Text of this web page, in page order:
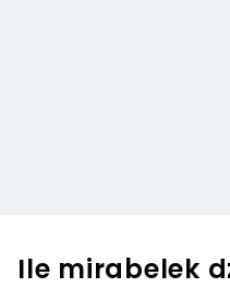
Ile mirabelek